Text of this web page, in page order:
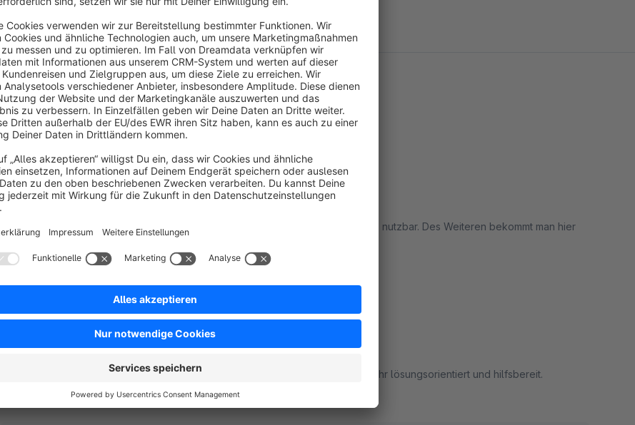
Sort by
Klasse Plugin und prima Support
5.0
by Daniel Brinkmann 4 November 2019 15:43
Das Plugin ist prima für Informationen zu Aktionen, Öffnungszeiten an Feiertagen nutzbar. Des Weiteren bekommt man hier
5.0
Average rating of 5 out of 5 stars
by Fabio Cinelli 1 April 2019 09:32
Funktioniert gut, tut was es soll. Der Support ist immer schnell und freundlich, sehr lösungsorientiert und hilfsbereit.
4.0 Documentation